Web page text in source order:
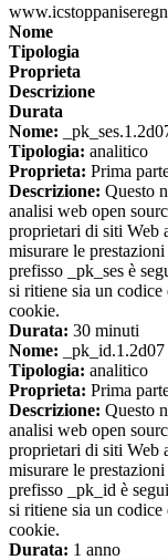
Nome
Tipologia
Proprieta
Descrizione
Durata
Nome:
Tipologia: analitico
Proprieta: Prima
Descrizione: Questo
analisi web open
proprietari di siti Web
misurare le
prefisso _pk_ses è
si ritiene sia un
cookie.
Durata: 30 minuti
Nome: _pk_id.1.2d07
Tipologia: analitico
Proprieta: Prima
Descrizione: Questo
analisi web open
proprietari di siti Web
misurare le
prefisso _pk_id è
si ritiene sia un
cookie.
Durata: 1 anno